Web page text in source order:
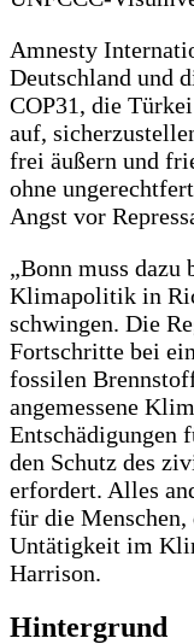
Amnesty
Deutschland und
COP31, die
auf,
frei äußern und
ohne
Angst vor
„Bonn muss dazu
Klimapolitik in
schwingen. Die
Fortschritte bei
fossilen
angemessene
Entschädigungen
den Schutz des
erfordert. Alles
für die
Untätigkeit im
Harrison.
Hintergrund